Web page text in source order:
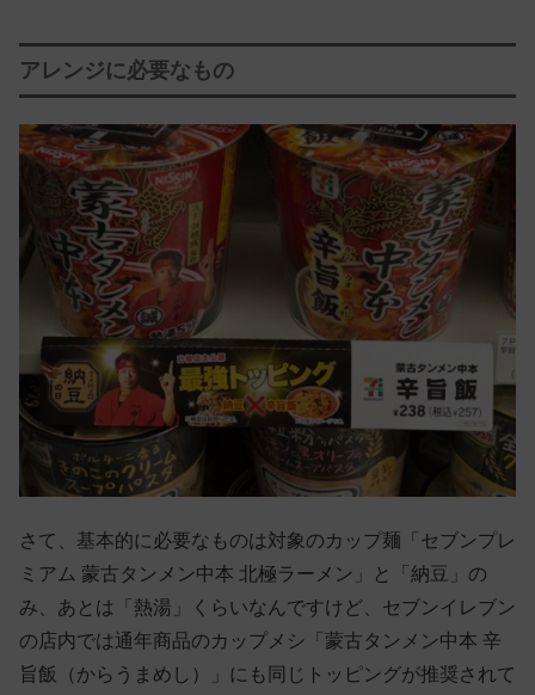
アレンジに必要なもの
さて、基本的に必要なものは対象のカップ麺「セブンプレ
ミアム 蒙古タンメン中本 北極ラーメン」と「納豆」の
み、あとは「熱湯」くらいなんですけど、セブンイレブン
の店内では通年商品のカップメシ「蒙古タンメン中本 辛
旨飯（からうまめし）」にも同じトッピングが推奨されて